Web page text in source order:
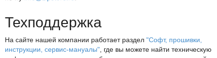
Техподдержка
На сайте нашей компании работает раздел "Софт, прошивки,
инструкции, сервис-мануалы" , где вы можете найти техническую